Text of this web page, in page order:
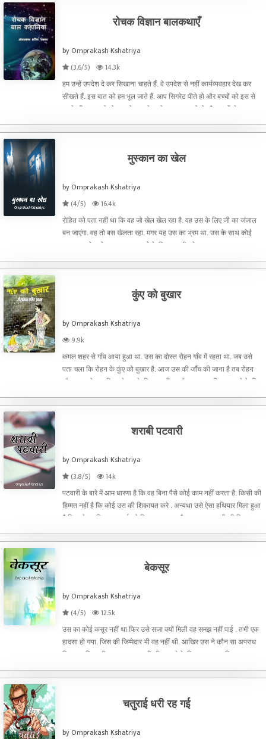
रोचक विज्ञान बालकथाएँ
by Omprakash Kshatriya
(3.6/5)
14.3k
हम उन्हें उपदेश दे कर सिखाना चाहते हैं. वे उपदेश से नहीं कार्यव्यवहार देख कर
सीखते हैं. इस बात को हम भूल जाते हैं. आप सिगरेट पीते हो और बच्चों को इस से
बचने की सलाह दो तो वह कोरा उपदेश रहेगा. खुद झूठ बोलो और बच्चों से सच
मुस्कान का खेल
by Omprakash Kshatriya
(4/5)
16.4k
रोहित को पता नहीं था कि वह जो खेल खेल रहा है. वह उस के लिए जी का जंजाल
बन जाएंगा. वह तो बस खेलता रहा. मगर यह उस का भ्रम था. उस के साथ कोई
दूसरा यह खेल खेल रहा था यह पढ़ने के लिए कहानी पढ़े.
कुंए को बुखार
by Omprakash Kshatriya
9.9k
कमल शहर से गाँव आया हुआ था. उस का दोस्त रोहन गाँव में रहता था. जब उसे
पता चला कि रोहन के कुंए को बुखार है. आज उस की जाँच की जाना है तब रोहन
और कमल ने क्या किया वे इस के लिया कहाँ गए और क्या-क्या किया जानने के लिए
शराबी पटवारी
by Omprakash Kshatriya
(3.8/5)
14k
पटवारी के बारे में आम धारणा है कि वह बिना पैसे कोई काम नहीं करता है. किसी की
हिम्मत नहीं है कि कोई उस की शिकायत करे . अन्यथा उसे ऐसा हथियार मिला हुआ
है जिस से वह शिकायतकर्ता को चित कर सकता है. तब राजू पटवारी की शिकायत
बेकसूर
by Omprakash Kshatriya
(4/5)
12.5k
उस का कोई कसूर नहीं था फिर उसे सजा क्यों मिली वह समझ नहीं पाई . तभी एक
हादसा हो गया. जिस की जिम्मेदार भी वह नहीं थी. आखिर उस ने कौन सा अपराध
किया था जिस की सजा वह भुगत रही थी. जानने के लिए यह कथा पढिए,
चतुराई धरी रह गई
by Omprakash Kshatriya